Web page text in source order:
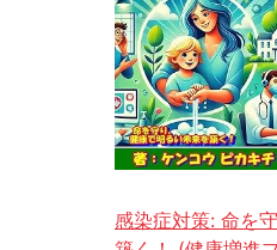
感染症対策: 命を